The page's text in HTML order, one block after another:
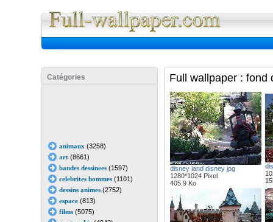
Catégories
animaux (3258)
art(8661)
bandes dessinees(1597)
celebrites hommes(1101)
dessins animes(2752)
espace(813)
films(5075)
Full wallpaper : fond
disney land disney jpg
1280*1024 Pixel
405.9 Ko